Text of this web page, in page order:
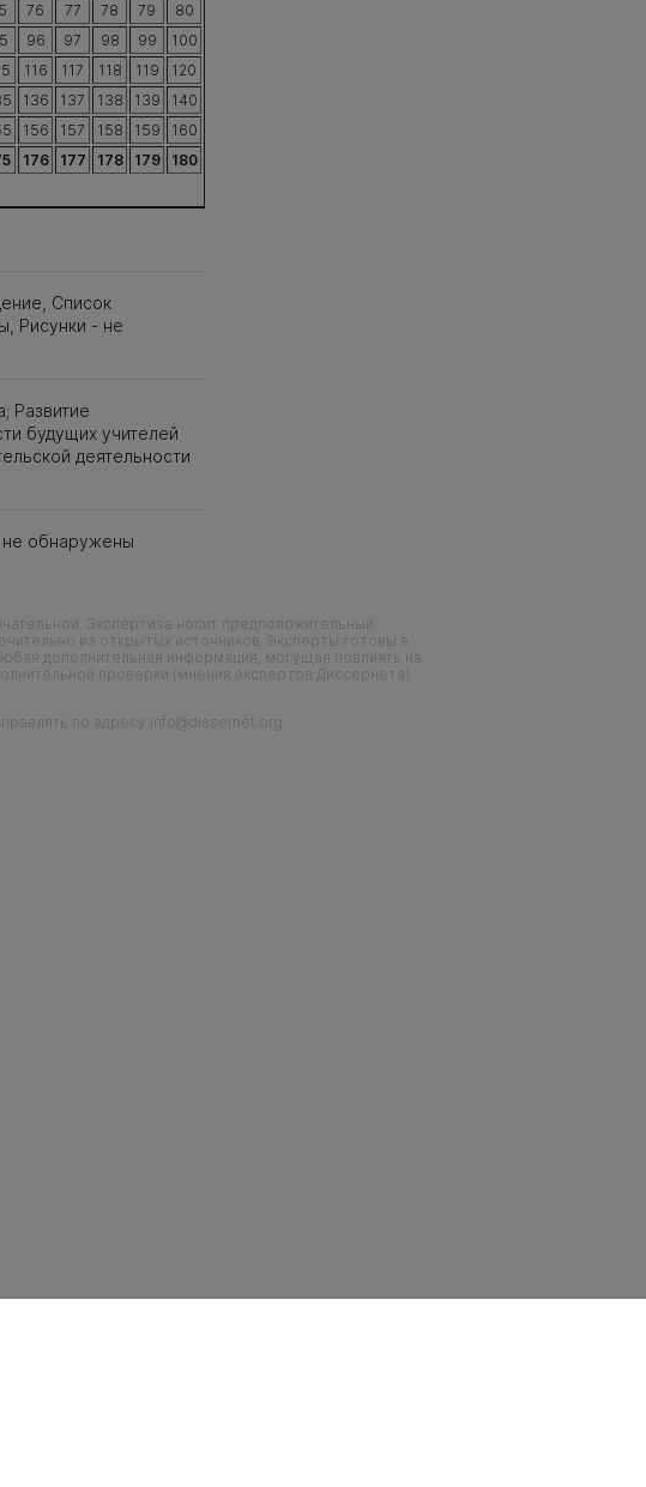
76 77 78 79
80
96 97 98 99
100
116 117 118 119
120
136 137 138 139
140
156 157 158 159
160
176 177 178 179
180
Список
Рисунки - не
Развитие
будущих учителей
деятельности
не обнаружены
Экспертиза носит предположительный
из открытых источников. Эксперты готовы в
дополнительная информация, могущая повлиять на
проверки (мнения экспертов Диссернета)
по адресу info@dissernet.org